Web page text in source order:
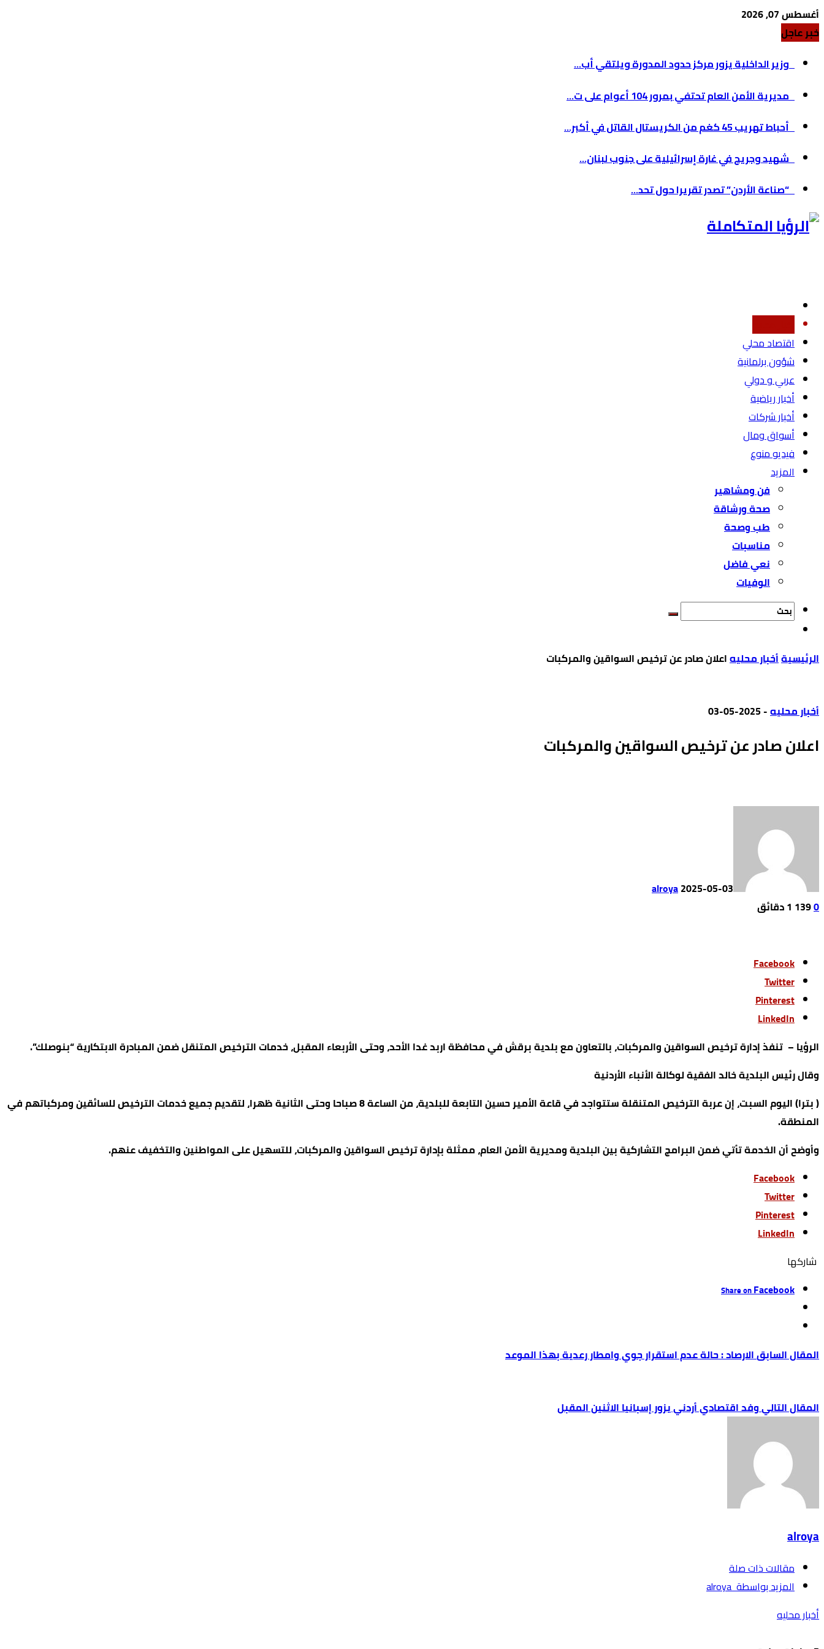
أغسطس 07, 2026
خبر عاجل
وزير الداخلية يزور مركز حدود المدورة ويلتقي أب...
مديرية الأمن العام تحتفي بمرور 104 أعوام على ت...
أحباط تهريب 45 كغم من الكريستال القاتل في أكبر...
شهيد وجريح في غارة إسرائيلية على جنوب لبنان...
“صناعة الأردن” تصدر تقريرا حول تحد...
اقتصاد محلي
شؤون برلمانية
عربي و دولي
أخبار رياضية
أخبار شركات
أسواق ومال
فيديو منوع
المزيد
فن ومشاهير
صحة ورشاقة
طب وصحة
مناسبات
نعي فاضل
الوفيات
‫الرئيسية‬أخبار محليهاعلان صادر عن ترخيص السواقين والمركبات
أخبار محليه-
2025-05-03
اعلان صادر عن ترخيص السواقين والمركبات
alroya2025-05-03
0
139 1 ‫دقائق‬
Facebook
Twitter
Pinterest
LinkedIn
الرؤيا – تنفذ إدارة ترخيص السواقين والمركبات، بالتعاون مع بلدية برقش في محافظة اربد غدا الأحد، وحتى الأربعاء المقبل، خدمات الترخيص المتنقل ضمن المبادرة الابتكارية “بنوصلك”.
وقال رئيس البلدية خالد الفقية لوكالة الأنباء الأردنية
( بترا) اليوم السبت، إن عربة الترخيص المتنقلة ستتواجد في قاعة الأمير حسين التابعة للبلدية، من الساعة 8 صباحا وحتى الثانية ظهرا، لتقديم جميع خدمات الترخيص للسائقين ومركباتهم في
المنطقة.
وأوضح أن الخدمة تأتي ضمن البرامج التشاركية بين البلدية ومديرية الأمن العام، ممثلة بإدارة ترخيص السواقين والمركبات، للتسهيل على المواطنين والتخفيف عنهم.
Facebook
Twitter
Pinterest
LinkedIn
‫‫ شاركها‬
Share onFacebook
الارصاد : حالة عدم استقرار جوي وامطار رعدية بهذا الموعد
وفد اقتصادي أردني يزور إسبانيا الاثنين المقبل
alroya
‫مقالات ذات صلة‬
‫‫المزيد بواسطة‬ ‬ alroya
أخبار محليه